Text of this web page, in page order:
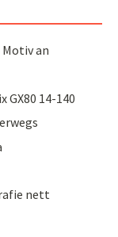
Motiv an
GX80 14-140
nett